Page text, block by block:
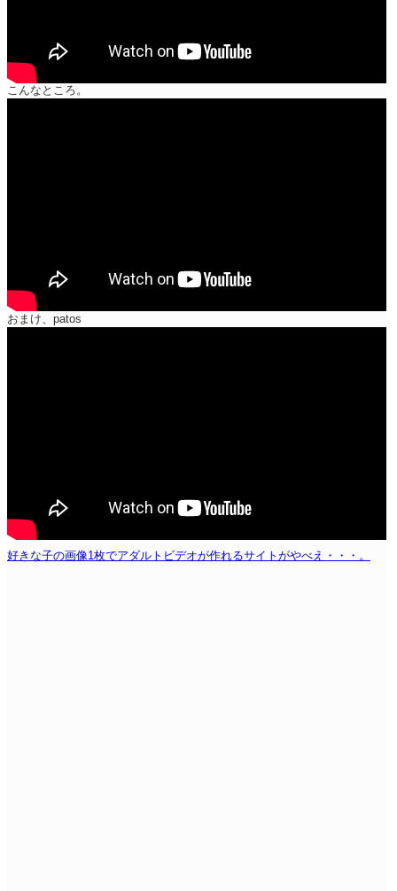
こんなところ。
おまけ、patos
好きな子の画像1枚でアダルトビデオが作れるサイトがやべえ・・・。